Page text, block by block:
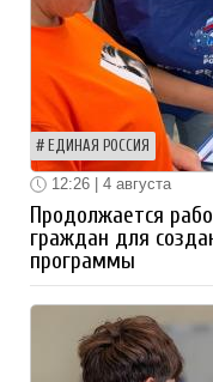
ЕДИНАЯ РОССИЯ
12:26 | 4 августа
Продолжается
граждан для
программы